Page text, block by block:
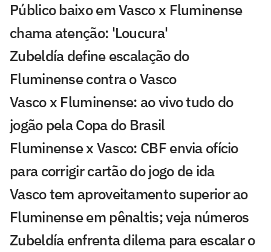
Público baixo em Vasco x Fluminense
chama atenção: 'Loucura'
Zubeldía define escalação do
Fluminense contra o Vasco
Vasco x Fluminense: ao vivo tudo do
jogão pela Copa do Brasil
Fluminense x Vasco: CBF envia ofício
para corrigir cartão do jogo de ida
Vasco tem aproveitamento superior ao
Fluminense em pênaltis; veja números
Zubeldía enfrenta dilema para escalar o